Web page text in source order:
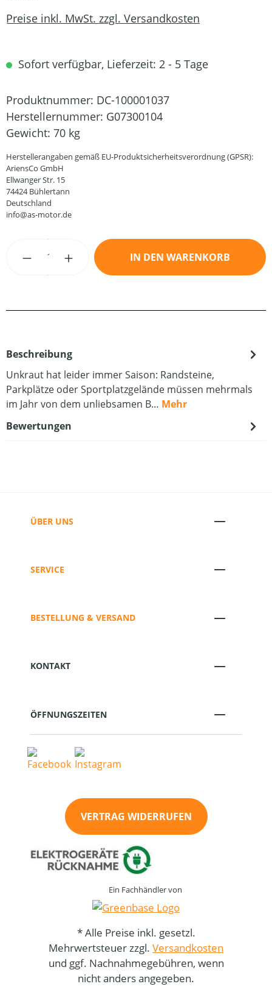
Preise inkl. MwSt. zzgl. Versandkosten
Sofort verfügbar, Lieferzeit: 2 - 5 Tage
Produktnummer: DC-100001037
Herstellernummer: G07300104
Gewicht: 70 kg
Herstellerangaben gemäß EU-Produktsicherheitsverordnung (GPSR):
AriensCo GmbH
Ellwanger Str. 15
74424 Bühlertann
Deutschland
info@as-motor.de
Produkt Anzahl: Gib den gewünschten
IN DEN WARENKORB
Beschreibung
Unkraut hat leider immer Saison: Randsteine,
Parkplätze oder Sportplatzgelände müssen mehrmals
im Jahr von dem unliebsamen B… Mehr
Bewertungen
ÜBER UNS
SERVICE
BESTELLUNG & VERSAND
KONTAKT
ÖFFNUNGSZEITEN
VERTRAG WIDERRUFEN
Ein Fachhändler von
* Alle Preise inkl. gesetzl.
Mehrwertsteuer zzgl. Versandkosten
und ggf. Nachnahmegebühren, wenn
nicht anders angegeben.